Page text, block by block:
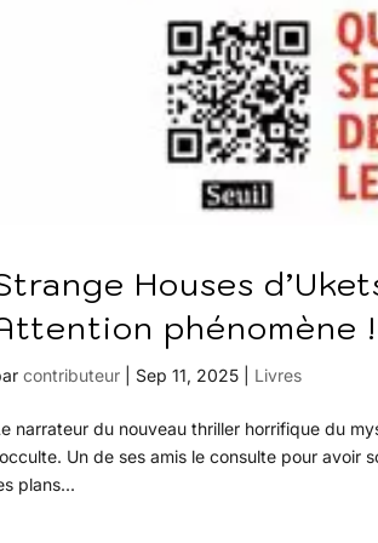
Houses
phénomène !
contributeur Sep 11, 2025 Livres
narrateur du nouveau thriller horrifique du
Un de ses amis le consulte pour avoir
plans...